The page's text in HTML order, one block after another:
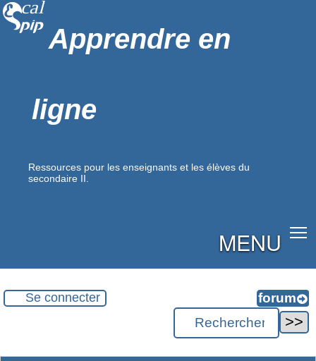
Apprendre en
ligne
Ressources pour les enseignants et les élèves du
secondaire II.
MENU
Se connecter